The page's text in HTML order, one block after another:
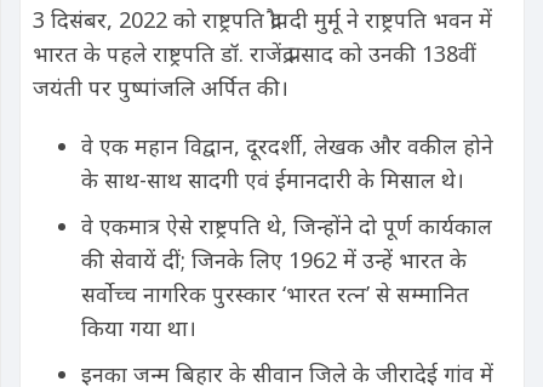
3 दिसंबर, 2022 को राष्ट्रपति द्रौपदी मुर्मू ने राष्ट्रपति भवन में
भारत के पहले राष्ट्रपति डॉ. राजेंद्र प्रसाद को उनकी 138वीं
जयंती पर पुष्पांजलि अर्पित की।
वे एक महान विद्वान, दूरदर्शी, लेखक और वकील होने
के साथ-साथ सादगी एवं ईमानदारी के मिसाल थे।
वे एकमात्र ऐसे राष्ट्रपति थे, जिन्होंने दो पूर्ण कार्यकाल
की सेवायें दीं; जिनके लिए 1962 में उन्हें भारत के
सर्वोच्च नागरिक पुरस्कार ‘भारत रत्न’ से सम्मानित
किया गया था।
इनका जन्म बिहार के सीवान जिले के जीरादेई गांव में